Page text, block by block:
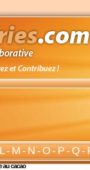
-M-N-O-P-Q-
au cacao